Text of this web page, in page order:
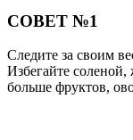
СОВЕТ №1
Следите за своим
Избегайте
больше фруктов,